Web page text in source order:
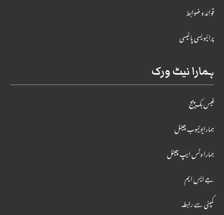
قوائد و ضوابط
پرائیویسی پالیسی
ہمارا نیٹ ورک
فیس بک پیج
ہمارایوٹیوب چینل
ہمارا وٹس ایپ چینل
جے ایس ایم
کمپنی سے رابطہ